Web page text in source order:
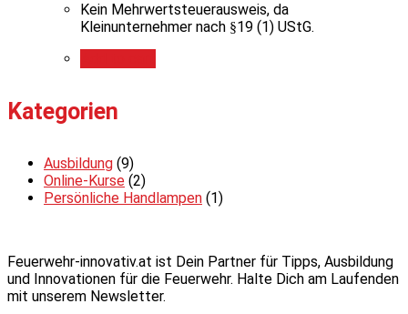
Kein Mehrwertsteuerausweis, da
Kleinunternehmer nach §19 (1) UStG.
Kategorien
Ausbildung (9)
Online-Kurse (2)
Persönliche Handlampen (1)
Feuerwehr-innovativ.at ist Dein Partner für Tipps, Ausbildung
und Innovationen für die Feuerwehr. Halte Dich am Laufenden
mit unserem Newsletter.